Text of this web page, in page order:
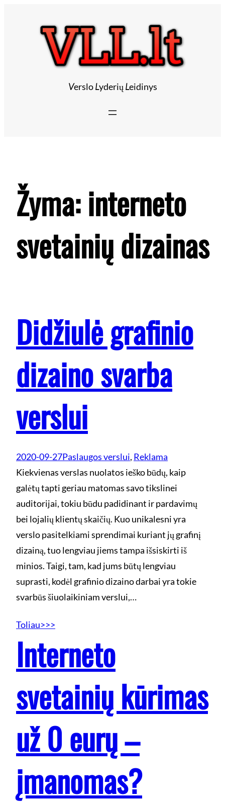
VersloLyderių Leidinys
Žyma:interneto
svetainių dizainas
Didžiulė grafinio
dizaino svarba
verslui
2020-09-27Paslaugos verslui, Reklama
Kiekvienas verslas nuolatos ieško būdų, kaip
galėtų tapti geriau matomas savo tikslinei
auditorijai, tokiu būdu padidinant ir pardavimų
bei lojalių klientų skaičių. Kuo unikalesni yra
verslo pasitelkiami sprendimai kuriant jų grafinį
dizainą, tuo lengviau jiems tampa išsiskirti iš
minios. Taigi, tam, kad jums būtų lengviau
suprasti, kodėl grafinio dizaino darbai yra tokie
svarbūs šiuolaikiniam verslui,…
Toliau>>>
Interneto
svetainių kūrimas
už 0 eurų –
įmanomas?